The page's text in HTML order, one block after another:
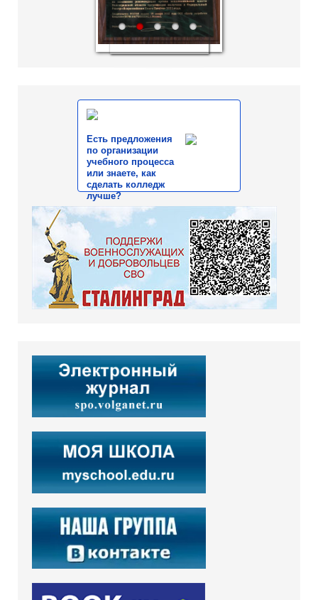
1 2 3 4 5
Есть предложения
по организации
учебного процесса
или знаете, как
сделать колледж
лучше?